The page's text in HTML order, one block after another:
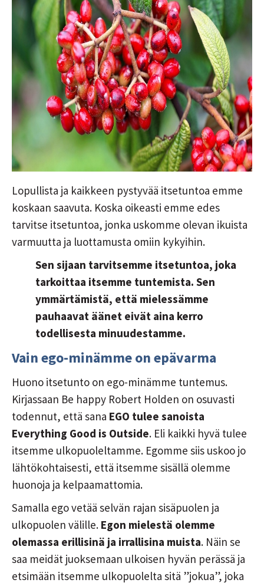
Lopullista ja kaikkeen pystyvää itsetuntoa emme
koskaan saavuta. Koska oikeasti emme edes
tarvitse itsetuntoa, jonka uskomme olevan ikuista
varmuutta ja luottamusta omiin kykyihin.
Sen sijaan tarvitsemme itsetuntoa, joka
tarkoittaa itsemme tuntemista. Sen
ymmärtämistä, että mielessämme
pauhaavat äänet eivät aina kerro
todellisesta minuudestamme.
Vain ego-minämme on epävarma
Huono itsetunto on ego-minämme tuntemus.
Kirjassaan Be happy Robert Holden on osuvasti
todennut, että sana EGO tulee sanoista
Everything Good is Outside. Eli kaikki hyvä tulee
itsemme ulkopuoleltamme. Egomme siis uskoo jo
lähtökohtaisesti, että itsemme sisällä olemme
huonoja ja kelpaamattomia.
Samalla ego vetää selvän rajan sisäpuolen ja
ulkopuolen välille. Egon mielestä olemme
olemassa erillisinä ja irrallisina muista. Näin se
saa meidät juoksemaan ulkoisen hyvän perässä ja
etsimään itsemme ulkopuolelta sitä ”jokua”, joka